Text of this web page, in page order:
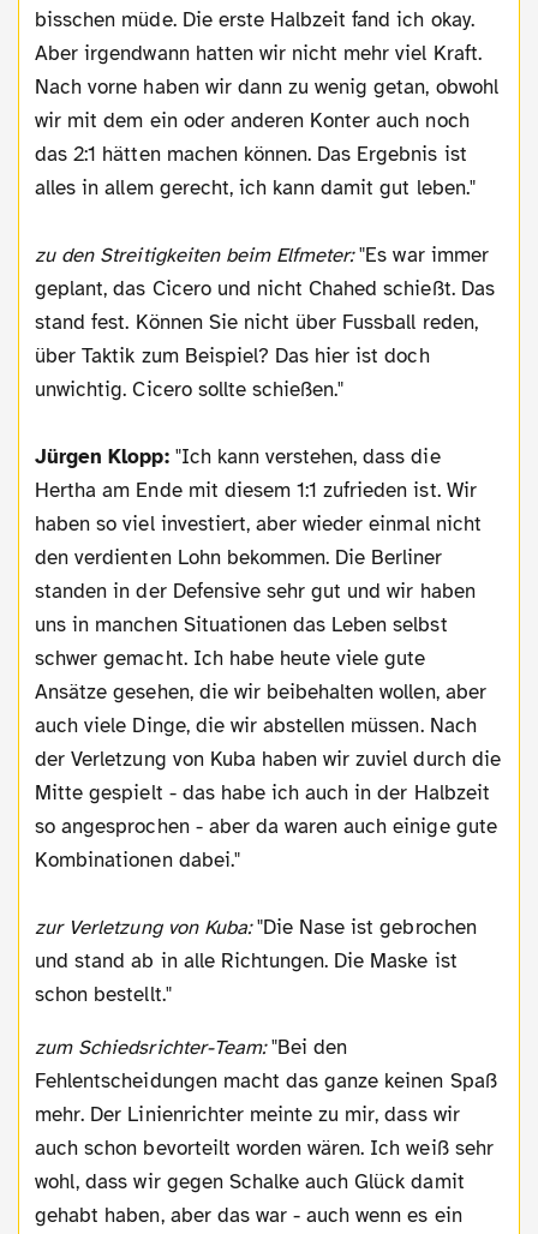
bisschen müde. Die erste Halbzeit fand ich okay.
Aber irgendwann hatten wir nicht mehr viel Kraft.
Nach vorne haben wir dann zu wenig getan, obwohl
wir mit dem ein oder anderen Konter auch noch
das 2:1 hätten machen können. Das Ergebnis ist
alles in allem gerecht, ich kann damit gut leben."
zu den Streitigkeiten beim Elfmeter:"Es war immer
geplant, das Cicero und nicht Chahed schießt. Das
stand fest. Können Sie nicht über Fussball reden,
über Taktik zum Beispiel? Das hier ist doch
unwichtig. Cicero sollte schießen."
Jürgen Klopp:"Ich kann verstehen, dass die
Hertha am Ende mit diesem 1:1 zufrieden ist. Wir
haben so viel investiert, aber wieder einmal nicht
den verdienten Lohn bekommen. Die Berliner
standen in der Defensive sehr gut und wir haben
uns in manchen Situationen das Leben selbst
schwer gemacht. Ich habe heute viele gute
Ansätze gesehen, die wir beibehalten wollen, aber
auch viele Dinge, die wir abstellen müssen. Nach
der Verletzung von Kuba haben wir zuviel durch die
Mitte gespielt - das habe ich auch in der Halbzeit
so angesprochen - aber da waren auch einige gute
Kombinationen dabei."
zur Verletzung von Kuba:"Die Nase ist gebrochen
und stand ab in alle Richtungen. Die Maske ist
schon bestellt."
zum Schiedsrichter-Team:"Bei den
Fehlentscheidungen macht das ganze keinen Spaß
mehr. Der Linienrichter meinte zu mir, dass wir
auch schon bevorteilt worden wären. Ich weiß sehr
wohl, dass wir gegen Schalke auch Glück damit
gehabt haben, aber das war - auch wenn es ein